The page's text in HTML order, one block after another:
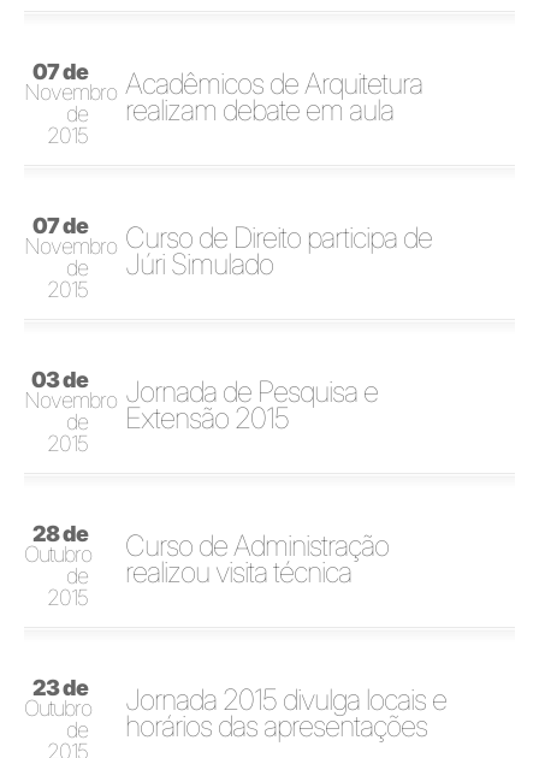
07 de
Novembro
de
2015
Acadêmicos de Arquitetura
realizam debate em aula
07 de
Novembro
de
2015
Curso de Direito participa de
Júri Simulado
03 de
Novembro
de
2015
Jornada de Pesquisa e
Extensão 2015
28 de
Outubro
de
2015
Curso de Administração
realizou visita técnica
23 de
Outubro
de
2015
Jornada 2015 divulga locais e
horários das apresentações